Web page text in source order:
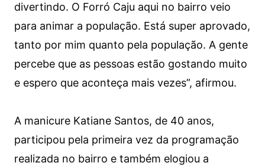
divertindo. O Forró Caju aqui no bairro veio
para animar a população. Está super aprovado,
tanto por mim quanto pela população. A gente
percebe que as pessoas estão gostando muito
e espero que aconteça mais vezes”, afirmou.
A manicure Katiane Santos, de 40 anos,
participou pela primeira vez da programação
realizada no bairro e também elogiou a